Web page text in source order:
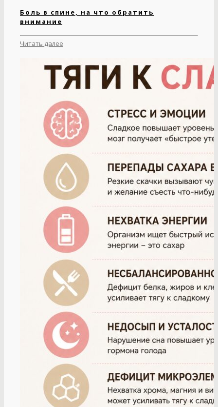
Боль в спине, на что обратить
внимание
Читать далее